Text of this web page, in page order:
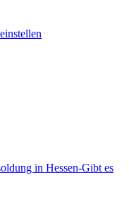
in Hessen-Gibt es